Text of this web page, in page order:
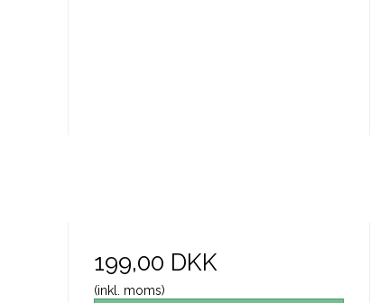
199,00 DKK
(inkl. moms)